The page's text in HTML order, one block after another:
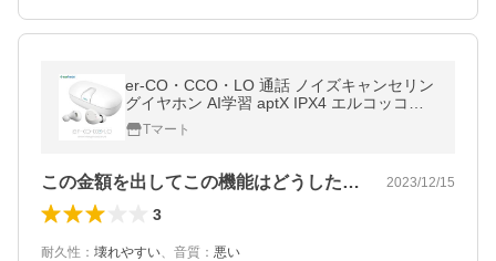
er-CO・CCO・LO 通話 ノイズキャンセリン
グイヤホン AI学習 aptX IPX4 エルコッコロ
イアフレド (06)
Tマート
この金額を出してこの機能はどうしたもの… 2023/12/15
3
耐久性 ： 壊れやすい、 音質 ： 悪い